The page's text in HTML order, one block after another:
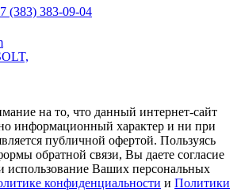
(383) 383-09-04
на то, что данный интернет-сайт
информационный характер и ни при
публичной офертой. Пользуясь
обратной связи, Вы даете согласие
использование Ваших персональных
конфиденциальности и Политики